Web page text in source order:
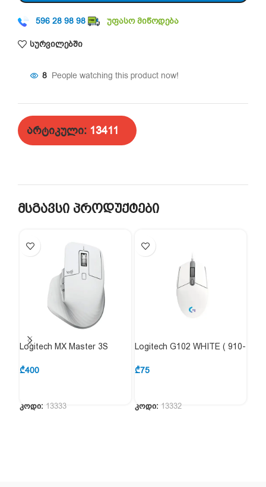
596 28 98 98 უფასო მიწოდება
სურვილებში
8 People watching this product now!
არტიკული: 13411
მსგავსი პროდუქტები
Logitech MX Master 3S
₾400
კოდი: 13333
Logitech G102 WHITE ( 910-
₾75
კოდი: 13332